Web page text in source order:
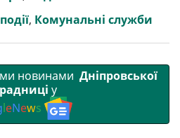
a
m
p
p, Комунальні служби
новинами Дніпровської
у
leNews